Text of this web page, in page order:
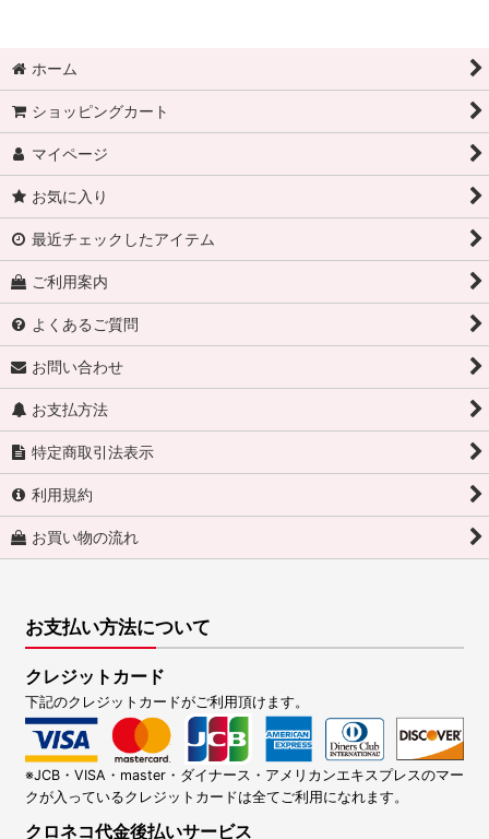
ホーム
ショッピングカート
マイページ
お気に入り
最近チェックしたアイテム
ご利用案内
よくあるご質問
お問い合わせ
お支払方法
特定商取引法表示
利用規約
お買い物の流れ
お支払い方法について
クレジットカード
下記のクレジットカードがご利用頂けます。
※JCB・VISA・master・ダイナース・アメリカンエキスプレスのマー
クが入っているクレジットカードは全てご利用になれます。
クロネコ代金後払いサービス